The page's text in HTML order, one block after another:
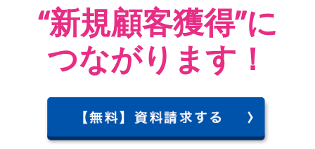
“新規顧客獲得”に
つながります！